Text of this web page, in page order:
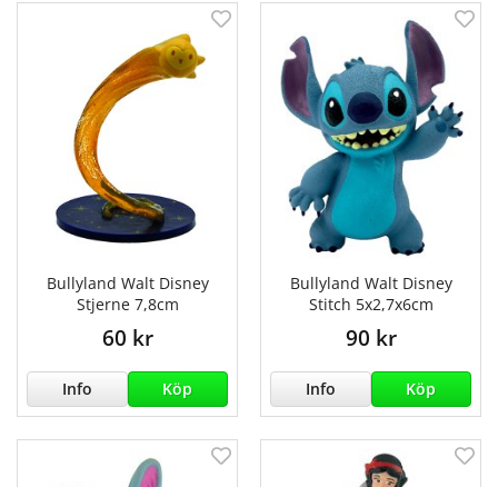
Bullyland Walt Disney
Stjerne 7,8cm
60 kr
Info Köp
Bullyland Walt Disney
Stitch 5x2,7x6cm
90 kr
Info Köp